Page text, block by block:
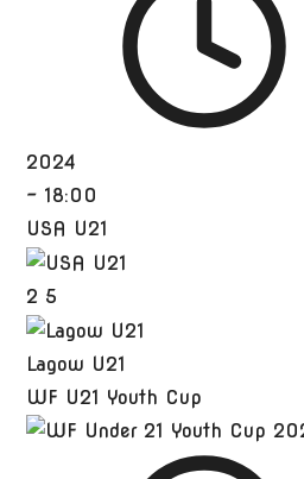
2024
- 18:00
USA U21
2 5
Lagow U21
WF U21 Youth Cup